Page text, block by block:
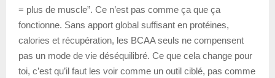
= plus de muscle”. Ce n’est pas comme ça que ça
fonctionne. Sans apport global suffisant en protéines,
calories et récupération, les BCAA seuls ne compensent
pas un mode de vie déséquilibré. Ce que cela change pour
toi, c’est qu’il faut les voir comme un outil ciblé, pas comme